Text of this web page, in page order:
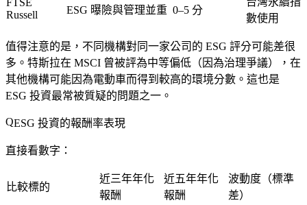
FTSE
Russell
ESG 曝險與管理並重 0–5 分
數使用
值得注意的是，不同機構對同一家公司的 ESG 評分可能差很
多。特斯拉在 MSCI 曾被評為中等偏低（因為治理爭議），在
其他機構可能因為電動車而得到較高的環境分數。這也是
ESG 投資最常被質疑的問題之一。
ESG 投資的報酬率表現
直接看數字：
比較標的
近三年年化
報酬
近五年年化
報酬
波動度（標準
差）